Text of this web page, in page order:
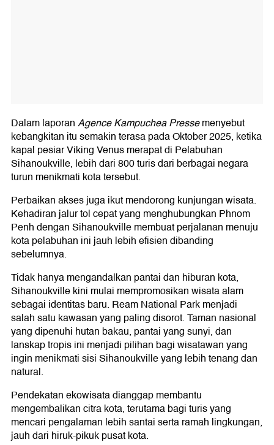
Dalam laporanAgence Kampuchea Pressemenyebut
kebangkitan itu semakin terasa pada Oktober 2025, ketika
kapal pesiar Viking Venus merapat di Pelabuhan
Sihanoukville, lebih dari 800 turis dari berbagai negara
turun menikmati kota tersebut.
Perbaikan akses juga ikut mendorong kunjungan wisata.
Kehadiran jalur tol cepat yang menghubungkan Phnom
Penh dengan Sihanoukville membuat perjalanan menuju
kota pelabuhan ini jauh lebih efisien dibanding
sebelumnya.
Tidak hanya mengandalkan pantai dan hiburan kota,
Sihanoukville kini mulai mempromosikan wisata alam
sebagai identitas baru. Ream National Park menjadi
salah satu kawasan yang paling disorot. Taman nasional
yang dipenuhi hutan bakau, pantai yang sunyi, dan
lanskap tropis ini menjadi pilihan bagi wisatawan yang
ingin menikmati sisi Sihanoukville yang lebih tenang dan
natural.
Pendekatan ekowisata dianggap membantu
mengembalikan citra kota, terutama bagi turis yang
mencari pengalaman lebih santai serta ramah lingkungan,
jauh dari hiruk-pikuk pusat kota.